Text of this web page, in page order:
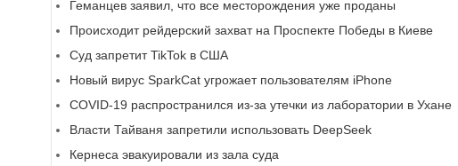
Геманцев заявил, что все месторождения уже проданы
Происходит рейдерский захват на Проспекте Победы в Киеве
Суд запретит TikTok в США
Новый вирус SparkCat угрожает пользователям iPhone
COVID-19 распространился из-за утечки из лаборатории в Ухане
Власти Тайваня запретили использовать DeepSeek
Кернеса эвакуировали из зала суда